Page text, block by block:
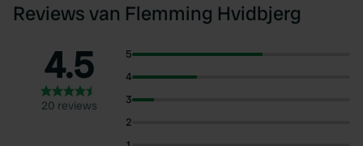
Reviews van Flemming Hvidbjerg
4.5
20 reviews
5
4
3
2